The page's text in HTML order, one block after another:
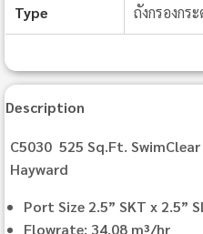
Type ถังกรองกร
Description
C5030 525 Sq.Ft.
Hayward
Port Size 2.5” SKT x 2.5”
Flowrate: 34.08 m³/hr